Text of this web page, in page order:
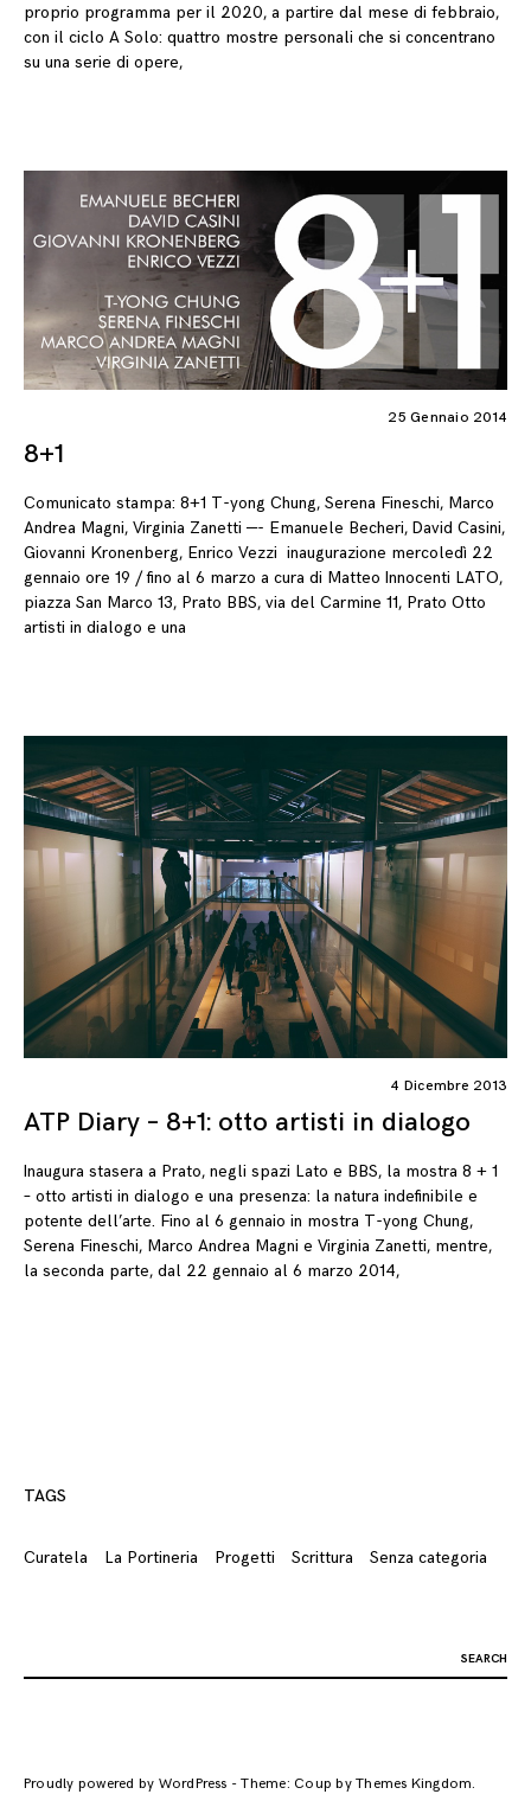
proprio programma per il 2020, a partire dal mese di febbraio,
con il ciclo A Solo: quattro mostre personali che si concentrano
su una serie di opere,
25 Gennaio 2014
8+1
Comunicato stampa: 8+1 T-yong Chung, Serena Fineschi, Marco
Andrea Magni, Virginia Zanetti —- Emanuele Becheri, David Casini,
Giovanni Kronenberg, Enrico Vezzi inaugurazione mercoledì 22
gennaio ore 19 / fino al 6 marzo a cura di Matteo Innocenti LATO,
piazza San Marco 13, Prato BBS, via del Carmine 11, Prato Otto
artisti in dialogo e una
4 Dicembre 2013
ATP Diary – 8+1: otto artisti in dialogo
Inaugura stasera a Prato, negli spazi Lato e BBS, la mostra 8 + 1
– otto artisti in dialogo e una presenza: la natura indefinibile e
potente dell’arte. Fino al 6 gennaio in mostra T-yong Chung,
Serena Fineschi, Marco Andrea Magni e Virginia Zanetti, mentre,
la seconda parte, dal 22 gennaio al 6 marzo 2014,
TAGS
Curatela La Portineria Progetti Scrittura Senza categoria
for:
Proudly powered by WordPress -Theme: Coup byThemes Kingdom.